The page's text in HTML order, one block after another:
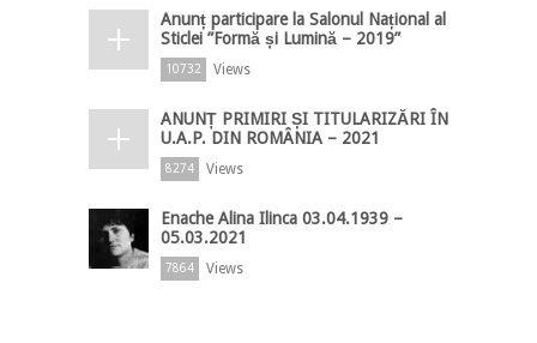
Anunț participare la Salonul Național al
Sticlei ”Formă și Lumină – 2019”
10732 Views
ANUNȚ PRIMIRI ȘI TITULARIZĂRI ÎN
U.A.P. DIN ROMÂNIA – 2021
8274 Views
Enache Alina Ilinca 03.04.1939 –
05.03.2021
7864 Views